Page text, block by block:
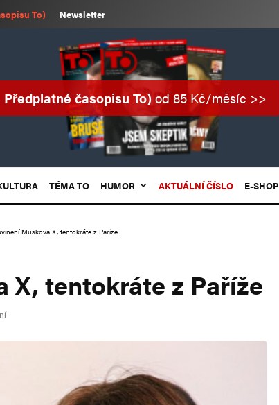
To) Newsletter
Předplatné časopisu To)od 85 Kč/měsíc >>
TÉMA TO HUMOR AKTUÁLNÍ ČÍSLO E-SHOP
Muskova X, tentokráte z Paříže
X, tentokráte z Paříže